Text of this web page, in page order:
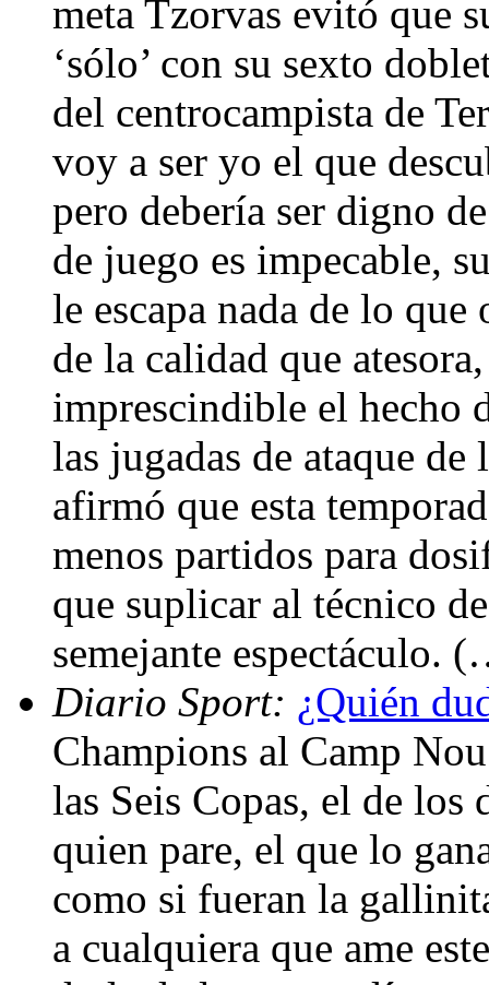
meta Tzorvas evitó que
‘sólo’ con su sexto
del centrocampista de
voy a ser yo el que
pero debería ser digno
de juego es impecable,
le escapa nada de lo que
de la calidad que
imprescindible el hecho
las jugadas de ataque
afirmó que esta
menos partidos para
que suplicar al técnico
semejante espectáculo.
Diario Sport: ¿Quién
Champions al Camp
las Seis Copas, el de
quien pare, el que lo
como si fueran la
a cualquiera que ame